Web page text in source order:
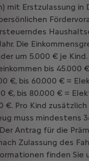
mit Erstzulassung in
Die
um 5.000 € je
bis 45.000
€, bis 60.000 € =
€, bis 80.000 € =
€. Pro Kind
muss mindestens
Antrag für die
Zulassung des
finden Sie